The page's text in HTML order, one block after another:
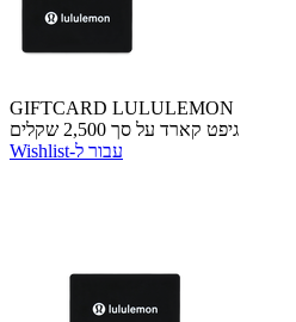
GIFTCARD LULULEMON
גיפט קארד על סך 2,500 שקלים
Wishlist-עבור ל